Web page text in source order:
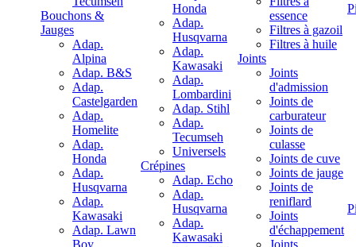
Bouchons &
Jauges
Adap.
Alpina
Adap. B&S
Adap.
Castelgarden
Adap.
Homelite
Adap.
Honda
Adap.
Husqvarna
Adap.
Kawasaki
Adap. Lawn
Boy
Honda
Adap.
Husqvarna
Adap.
Kawasaki
Adap.
Lombardini
Adap. Stihl
Adap.
Tecumseh
Universels
Crépines
Adap. Echo
Adap.
Husqvarna
Adap.
Kawasaki
essence
Filtres à gazoil
Filtres à huile
Joints
Joints
d'admission
Joints de
carburateur
Joints de
culasse
Joints de cuve
Joints de jauge
Joints de
reniflard
Joints
d'échappement
Joints